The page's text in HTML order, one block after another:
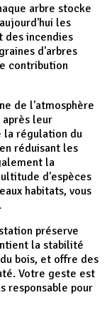
arbre stocke
les
des incendies
d'arbres
contribution
de l'atmosphère
leur
la régulation du
réduisant les
la
d'espèces
habitats, vous
préserve
la stabilité
bois, et offre des
Votre geste est
responsable pour